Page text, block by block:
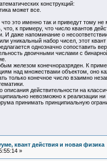
конструкций:
может все.
это именно так и приведут тому не
что, к примеру, что число квантов
даже напоминание о
уникальный набор чисел, этот
однозначно сопоставить
двоичными числами с
железом конечноразряден. К
над множествами объектом, оно
только конечное число взаимно
описания действительности на
невозможно к реализации ни
принимать принципиальную
квант действия и новая физика
»